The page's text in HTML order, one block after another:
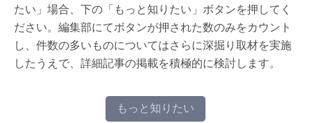
たい」場合、下の「もっと知りたい」ボタンを押してく
ださい。編集部にてボタンが押された数のみをカウント
し、件数の多いものについてはさらに深掘り取材を実施
したうえで、詳細記事の掲載を積極的に検討します。
もっと知りたい